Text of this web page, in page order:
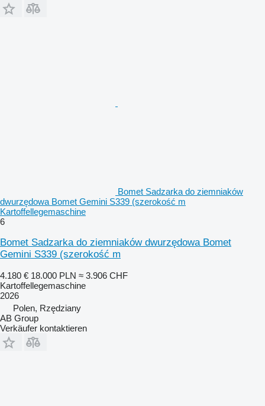
Bomet Sadzarka do ziemniaków
dwurzędowa Bomet Gemini S339 (szerokość m
Kartoffellegemaschine
6
Bomet Sadzarka do ziemniaków dwurzędowa Bomet
Gemini S339 (szerokość m
4.180 € 18.000 PLN ≈ 3.906 CHF
Kartoffellegemaschine
2026
Polen, Rzędziany
AB Group
Verkäufer kontaktieren